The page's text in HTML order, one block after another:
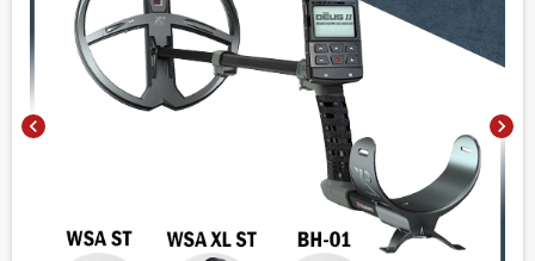
chevron_left chevron_right